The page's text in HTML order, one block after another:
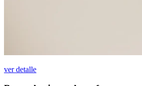
ver detalle